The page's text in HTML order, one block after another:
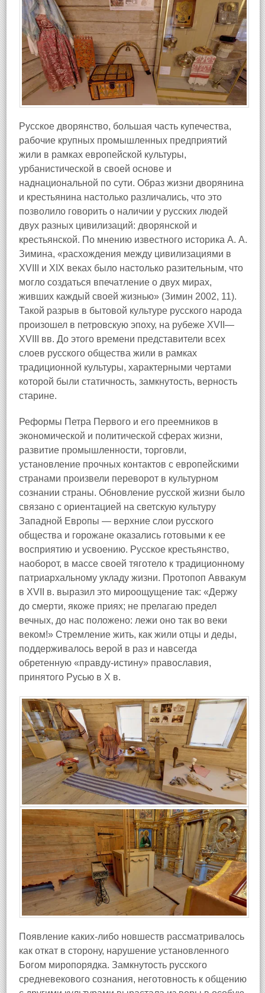
Русское дворянство, большая часть купечества,
рабочие крупных промышленных предприятий
жили в рамках европейской культуры,
урбанистической в своей основе и
наднациональной по сути. Образ жизни дворянина
и крестьянина настолько различались, что это
позволило говорить о наличии у русских людей
двух разных цивилизаций: дворянской и
крестьянской. По мнению известного историка А. А.
Зимина, «расхождения между цивилизациями в
XVIII и XIX веках было настолько разительным, что
могло создаться впечатление о двух мирах,
живших каждый своей жизнью» (Зимин 2002, 11).
Такой разрыв в бытовой культуре русского народа
произошел в петровскую эпоху, на рубеже XVII—
XVIII вв. До этого времени представители всех
слоев русского общества жили в рамках
традиционной культуры, характерными чертами
которой были статичность, замкнутость, верность
старине.
Реформы Петра Первого и его преемников в
экономической и политической сферах жизни,
развитие промышленности, торговли,
установление прочных контактов с европейскими
странами произвели переворот в культурном
сознании страны. Обновление русской жизни было
связано с ориентацией на светскую культуру
Западной Европы — верхние слои русского
общества и горожане оказались готовыми к ее
восприятию и усвоению. Русское крестьянство,
наоборот, в массе своей тяготело к традиционному
патриархальному укладу жизни. Протопоп Аввакум
в XVII в. выразил это мироощущение так: «Держу
до смерти, якоже приях; не прелагаю предел
вечных, до нас положено: лежи оно так во веки
веком!» Стремление жить, как жили отцы и деды,
поддерживалось верой в раз и навсегда
обретенную «правду-истину» православия,
принятого Русью в X в.
Появление каких-либо новшеств рассматривалось
как откат в сторону, нарушение установленного
Богом миропорядка. Замкнутость русского
средневекового сознания, неготовность к общению